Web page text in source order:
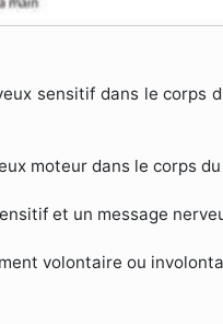
sensitif dans le corps
moteur dans le corps
et un message
volontaire ou